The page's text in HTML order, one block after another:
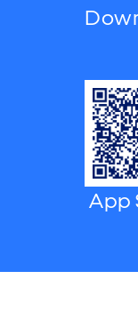
App